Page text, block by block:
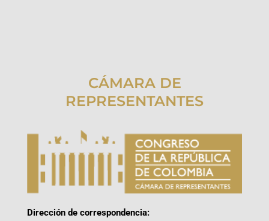
CÁMARA DE
REPRESENTANTES
Dirección de correspondencia: